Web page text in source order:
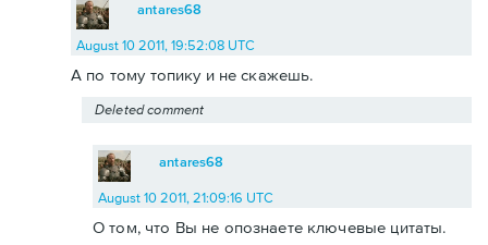
antares68
August 10 2011, 19:52:08 UTC
А по тому топику и не скажешь.
Deleted comment
antares68
August 10 2011, 21:09:16 UTC
О том, что Вы не опознаете ключевые цитаты.